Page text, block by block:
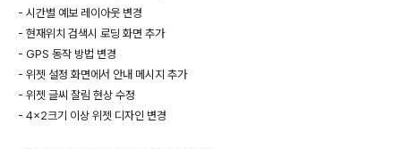
- 시간별 예보 레이아웃 변경
- 현재위치 검색시 로딩 화면 추가
- GPS 동작 방법 변경
- 위젯 설정 화면에서 안내 메시지 추가
- 위젯 글씨 잘림 현상 수정
- 4x2크기 이상 위젯 디자인 변경